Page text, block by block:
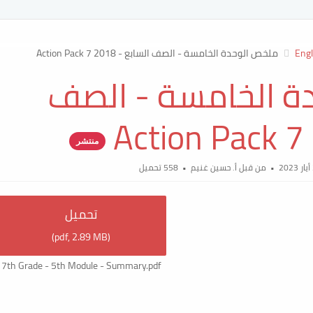
ملخص الوحدة الخامسة - الصف السابع - Action Pack 7 2018
الخامسة - الصف
منتشر
من قبلأ. حسين غنيم
تحميل
(
pdf,2.89 MB
)
7th Grade - 5th Module - Summary.pdf